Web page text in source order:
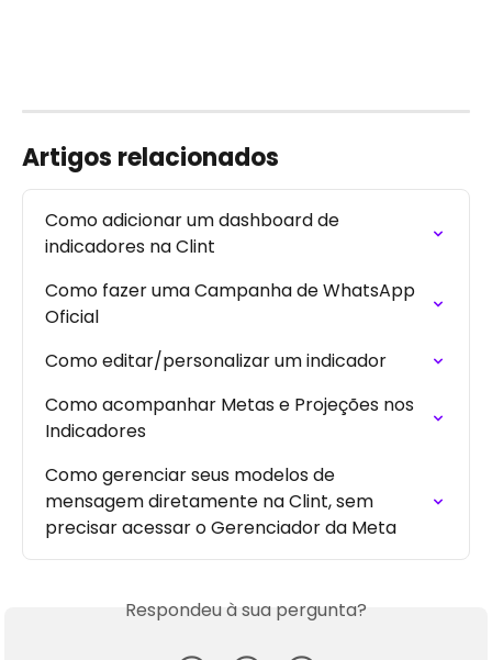
Artigos relacionados
Como adicionar um dashboard de
indicadores na Clint
Como fazer uma Campanha de WhatsApp
Oficial
Como editar/personalizar um indicador
Como acompanhar Metas e Projeções nos
Indicadores
Como gerenciar seus modelos de
mensagem diretamente na Clint, sem
precisar acessar o Gerenciador da Meta
Respondeu à sua pergunta?